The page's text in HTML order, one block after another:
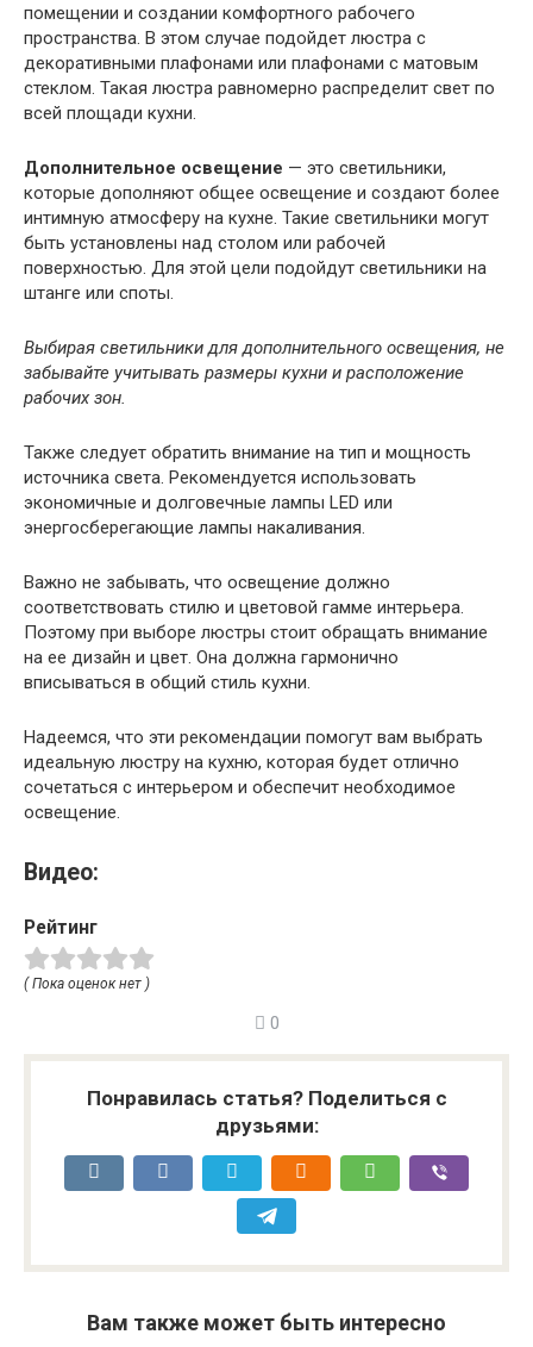
помещении и создании комфортного рабочего
пространства. В этом случае подойдет люстра с
декоративными плафонами или плафонами с матовым
стеклом. Такая люстра равномерно распределит свет по
всей площади кухни.
Дополнительное освещение — это светильники,
которые дополняют общее освещение и создают более
интимную атмосферу на кухне. Такие светильники могут
быть установлены над столом или рабочей
поверхностью. Для этой цели подойдут светильники на
штанге или споты.
Выбирая светильники для дополнительного освещения, не
забывайте учитывать размеры кухни и расположение
рабочих зон.
Также следует обратить внимание на тип и мощность
источника света. Рекомендуется использовать
экономичные и долговечные лампы LED или
энергосберегающие лампы накаливания.
Важно не забывать, что освещение должно
соответствовать стилю и цветовой гамме интерьера.
Поэтому при выборе люстры стоит обращать внимание
на ее дизайн и цвет. Она должна гармонично
вписываться в общий стиль кухни.
Надеемся, что эти рекомендации помогут вам выбрать
идеальную люстру на кухню, которая будет отлично
сочетаться с интерьером и обеспечит необходимое
освещение.
Видео:
Рейтинг
( Пока оценок нет )
0
Понравилась статья? Поделиться с
друзьями:
Вам также может быть интересно